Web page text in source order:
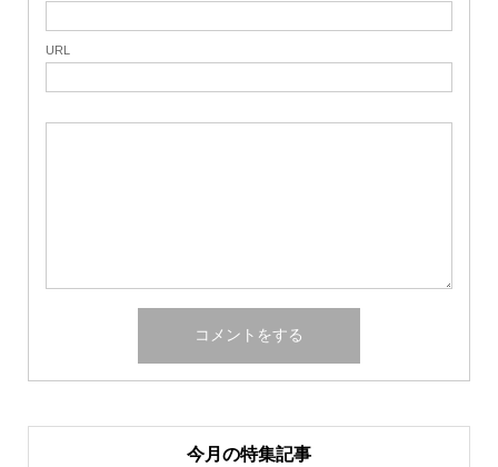
URL
今月の特集記事